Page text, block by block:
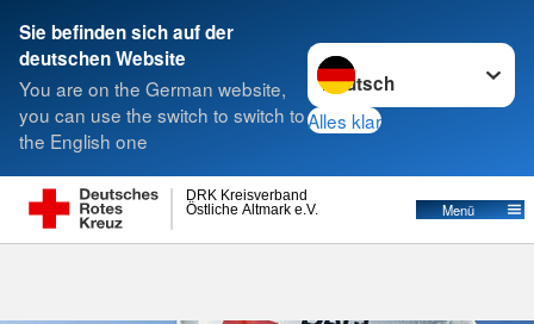
Sie befinden sich auf der
deutschen Website
You are on the German website,
you can use the switch to switch to
the English one
Sprache wechseln zu
Alles klar
Östliche Altmark e.V.
DRK Kreisverband
Menü
Suche
Kreisverbände